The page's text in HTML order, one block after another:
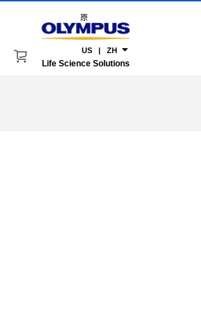
原
US | ZH
Life Science Solutions